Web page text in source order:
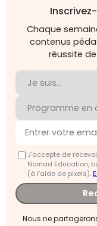
Chaque
contenus
réussite
J'accepte de
Nomad Education,
(à l’aide de pixels).
Nous ne